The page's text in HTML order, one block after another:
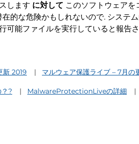
します に対して このソフトウェアを
的な危険かもしれないので. システ
可能ファイルを実行していると報告
新 2019 マルウェア保護ライブ – 7月の
? MalwareProtectionLiveの詳細